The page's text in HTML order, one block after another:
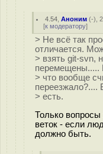
4.54 ,Аноним (-),
[к модератору]
> Не всё так
отличается.
> взять git-svn,
перемещены.....
> что вообще
> есть.
Только
веток - если
должно быть.